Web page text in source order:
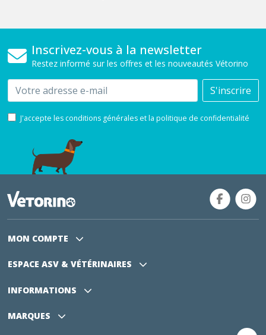
Inscrivez-vous à la newsletter
Restez informé sur les offres et les nouveautés Vétorino
Email S'inscrire
J'accepte les conditions générales et la politique de confidentialité
MON COMPTE
ESPACE ASV & VÉTÉRINAIRES
INFORMATIONS
MARQUES